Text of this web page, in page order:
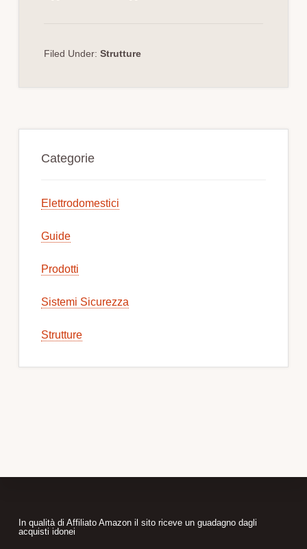
Filed Under: Strutture
Sidebar
Categorie
Elettrodomestici
Guide
Prodotti
Sistemi Sicurezza
Strutture
Footer
In qualità di Affiliato Amazon il sito riceve un guadagno dagli
acquisti idonei